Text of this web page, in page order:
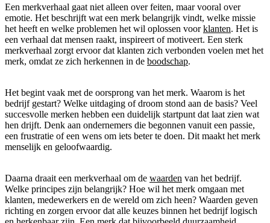
Een merkverhaal gaat niet alleen over feiten, maar vooral over
emotie. Het beschrijft wat een merk belangrijk vindt, welke missie
het heeft en welke problemen het wil oplossen voorklanten. Het is
een verhaal dat mensen raakt, inspireert of motiveert. Een sterk
merkverhaal zorgt ervoor dat klanten zich verbonden voelen met het
merk, omdat ze zich herkennen in de boodschap.
Het begint vaak met de oorsprong van het merk. Waarom is het
bedrijf gestart? Welke uitdaging of droom stond aan de basis? Veel
succesvolle merken hebben een duidelijk startpunt dat laat zien wat
hen drijft. Denk aan ondernemers die begonnen vanuit een passie,
een frustratie of een wens om iets beter te doen. Dit maakt het merk
menselijk en geloofwaardig.
Daarna draait een merkverhaal om de waarden van het bedrijf.
Welke principes zijn belangrijk? Hoe wil het merk omgaan met
klanten, medewerkers en de wereld om zich heen? Waarden geven
richting en zorgen ervoor dat alle keuzes binnen het bedrijf logisch